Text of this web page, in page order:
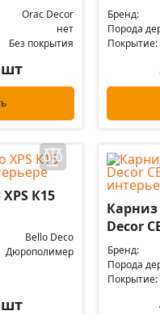
Orac Decor
нет
Без покрытия
Бренд:
Порода
Покрытие:
К15
Bello Deco
Дюрополимер
Decor
Бренд:
Порода
Покрытие: